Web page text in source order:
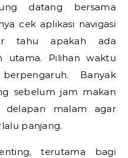
datang bersama
cek aplikasi navigasi
tahu apakah ada
utama. Pilihan waktu
Banyak
sebelum jam makan
malam agar
panjang.
terutama bagi